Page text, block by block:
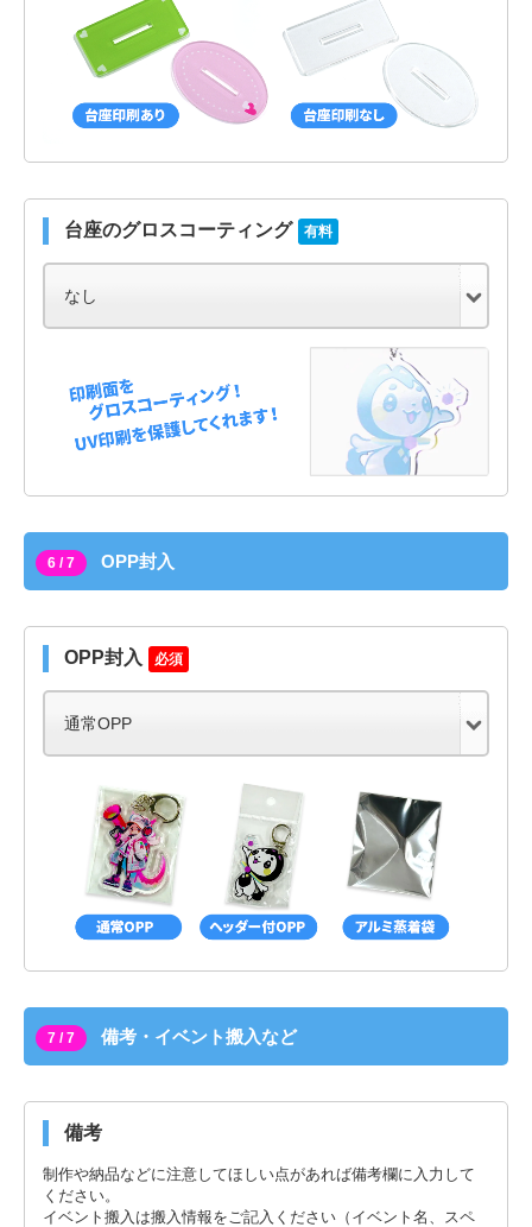
台座のグロスコーティング 有料
6 / 7 OPP封入
OPP封入 必須
7 / 7 備考・イベント搬入など
備考
制作や納品などに注意してほしい点があれば備考欄に入力して
ください。
イベント搬入は搬入情報をご記入ください（イベント名、スペ